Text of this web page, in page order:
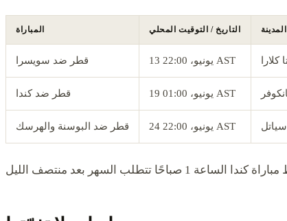
المباراة التاريخ / التوقيت المحلي المدينة
قطر ضد سويسرا 13 يونيو، 22:00 AST كلارا
قطر ضد كندا 19 يونيو، 01:00 AST
قطر ضد البوسنة والهرسك 24 يونيو، 22:00 AST سياتل